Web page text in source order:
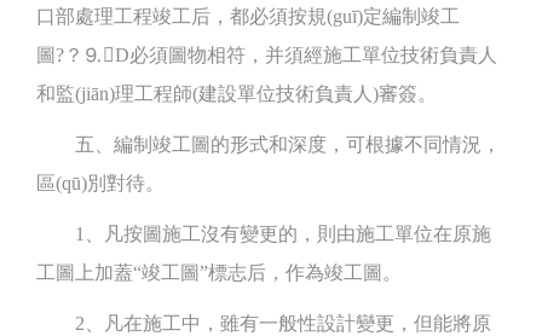
口部處理工程竣工后，都必須按規(guī)定編制竣工
圖?？⒐D必須圖物相符，并須經施工單位技術負責人
和監(jiān)理工程師(建設單位技術負責人)審簽。
五、編制竣工圖的形式和深度，可根據不同情況，
區(qū)別對待。
1、凡按圖施工沒有變更的，則由施工單位在原施
工圖上加蓋“竣工圖”標志后，作為竣工圖。
2、凡在施工中，雖有一般性設計變更，但能將原